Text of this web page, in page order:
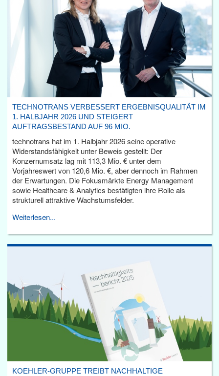
TECHNOTRANS VERBESSERT ERGEBNISQUALITÄT IM
1. HALBJAHR 2026 UND STEIGERT
AUFTRAGSBESTAND AUF 96 MIO.
technotrans hat im 1. Halbjahr 2026 seine operative
Widerstandsfähigkeit unter Beweis gestellt: Der
Konzernumsatz lag mit 113,3 Mio. € unter dem
Vorjahreswert von 120,6 Mio. €, aber dennoch im Rahmen
der Erwartungen. Die Fokusmärkte Energy Management
sowie Healthcare & Analytics bestätigten ihre Rolle als
strukturell attraktive Wachstumsfelder.
Weiterlesen...
KOEHLER-GRUPPE TREIBT NACHHALTIGE